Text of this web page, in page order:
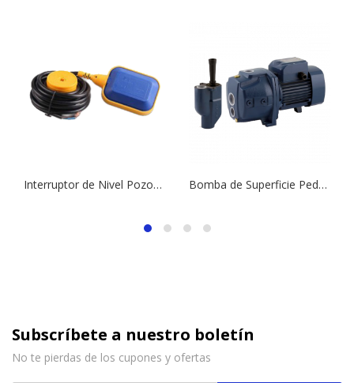
Interruptor de Nivel Pozos y Depósitos, Modelo IN15 | Longitud 3 (m) Bomba de Superficie Pedrollo, Modelo JDWm1A-30-N | 1 ¼” x 1” | 1,0 HP | 220 V
Subscríbete a nuestro boletín
No te pierdas de los cupones y ofertas